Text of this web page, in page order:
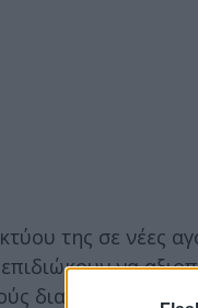
της σε νέες
να
διαθέτουν